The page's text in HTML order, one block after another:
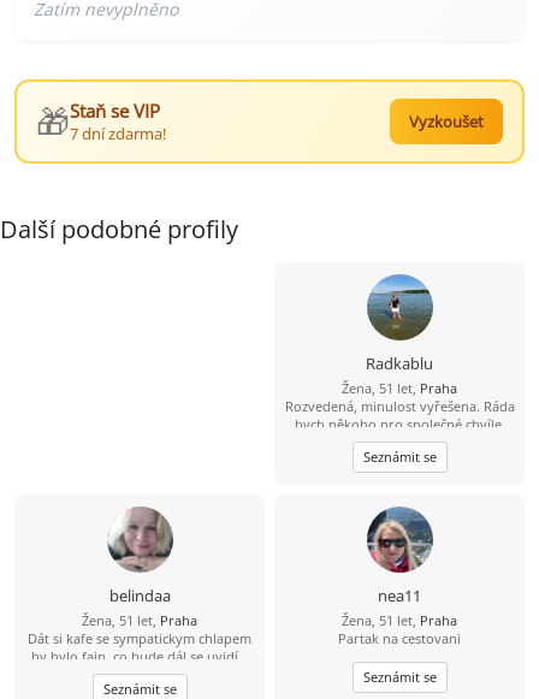
🎁Staň se VIP
7 dní zdarma!
Vyzkoušet
Další podobné profily
Radkablu
Žena, 51 let, Praha
Rozvedená, minulost vyřešena. Ráda
bych někoho pro společné chvíle.
Mám ráda upřímnost a rozhodně
vím co chci.
Seznámit se
belindaa
Žena, 51 let, Praha
Dát si kafe se sympatickym chlapem
by bylo fajn, co bude dál,se uvidí...
Seznámit se
nea11
Žena, 51 let, Praha
Partak na cestovani
Seznámit se